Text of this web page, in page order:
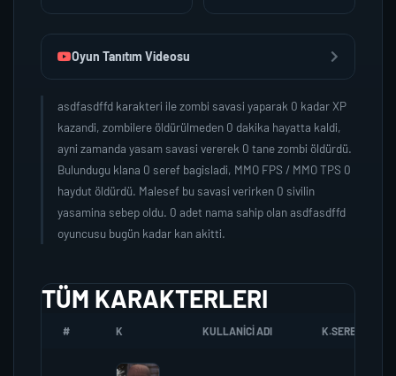
Oyun Tanıtım Videosu
asdfasdffd karakteri ile zombi savasi yaparak 0 kadar XP
kazandi, zombilere öldürülmeden 0 dakika hayatta kaldi,
ayni zamanda yasam savasi vererek 0 tane zombi öldürdü.
Bulundugu klana 0 seref bagisladi, MMO FPS / MMO TPS 0
haydut öldürdü. Malesef bu savasi verirken 0 sivilin
yasamina sebep oldu. 0 adet nama sahip olan asdfasdffd
oyuncusu bugün kadar kan akitti.
TÜM KARAKTERLERI
# K KULLANICI ADI K.SEREFI